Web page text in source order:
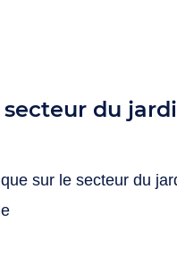
secteur du
sur le secteur du